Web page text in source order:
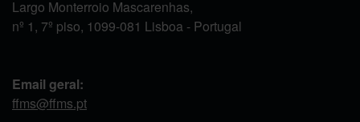
Largo Monterroio Mascarenhas,
nº 1, 7º piso, 1099-081 Lisboa - Portugal
Email geral:
ffms@ffms.pt